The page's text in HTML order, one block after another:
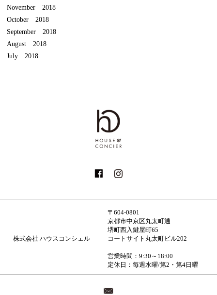
November 2018
October 2018
September 2018
August 2018
July 2018
株式会社 ハウスコンシェル
〒604-0801
京都市中京区丸太町通
堺町西入鍵屋町65
コートサイト丸太町ビル202
営業時間：9:30～18:00
定休日：毎週水曜/第2・第4日曜